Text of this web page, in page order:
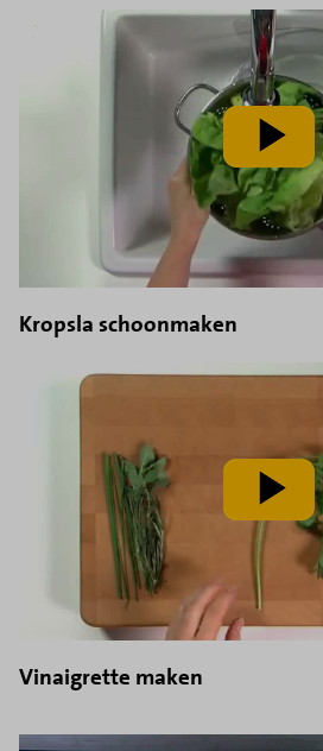
video
af
Kropsla schoonmaken
video
af
Vinaigrette maken